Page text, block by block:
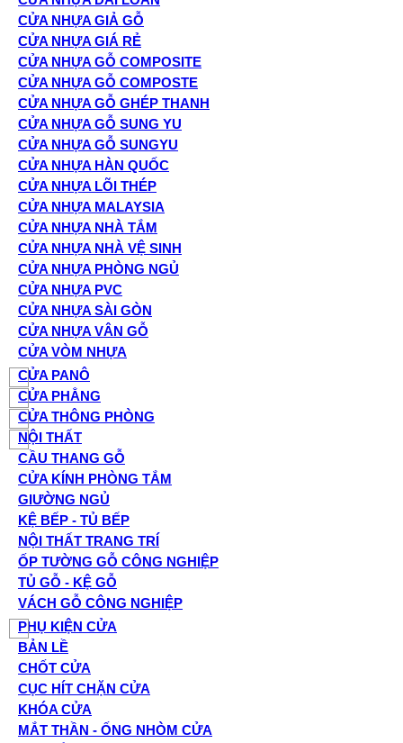
CỬA NHỰA GIẢ GỖ
CỬA NHỰA GIÁ RẺ
CỬA NHỰA GỖ COMPOSITE
CỬA NHỰA GỖ COMPOSTE
CỬA NHỰA GỖ GHÉP THANH
CỬA NHỰA GỖ SUNG YU
CỬA NHỰA GỖ SUNGYU
CỬA NHỰA HÀN QUỐC
CỬA NHỰA LÕI THÉP
CỬA NHỰA MALAYSIA
CỬA NHỰA NHÀ TẮM
CỬA NHỰA NHÀ VỆ SINH
CỬA NHỰA PHÒNG NGỦ
CỬA NHỰA PVC
CỬA NHỰA SÀI GÒN
CỬA NHỰA VÂN GỖ
CỬA VÒM NHỰA
CỬA PANÔ
CỬA PHẲNG
CỬA THÔNG PHÒNG
NỘI THẤT
CẦU THANG GỖ
CỬA KÍNH PHÒNG TẮM
GIƯỜNG NGỦ
KỆ BẾP - TỦ BẾP
NỘI THẤT TRANG TRÍ
ỐP TƯỜNG GỖ CÔNG NGHIỆP
TỦ GỖ - KỆ GỖ
VÁCH GỖ CÔNG NGHIỆP
PHỤ KIỆN CỬA
BẢN LỀ
CHỐT CỬA
CỤC HÍT CHẶN CỬA
KHÓA CỬA
MẮT THẦN - ỐNG NHÒM CỬA